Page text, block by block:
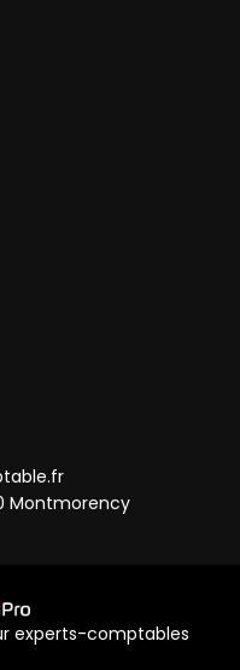
Montmorency
experts-comptables